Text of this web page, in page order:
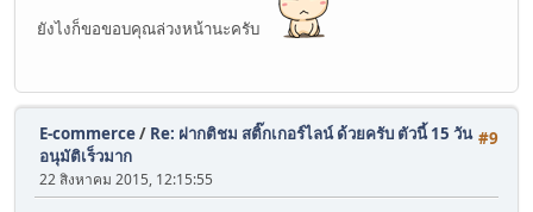
ยังไงก็ขอขอบคุณล่วงหน้านะครับ
#9
E-commerce/ Re: ฝากติชม สติ๊กเกอร์ไลน์ ด้วยครับ ตัวนี้ 15 วัน
อนุมัติเร็วมาก
22 สิงหาคม 2015, 12:15:55